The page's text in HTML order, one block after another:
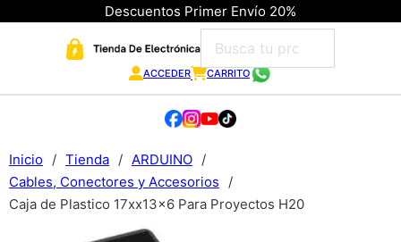
Descuentos Primer Envío 20%
ACCEDER CARRITO
Inicio / Tienda / ARDUINO /
Cables, Conectores y Accesorios
/
Caja de Plastico 17xx13x6 Para Proyectos H20